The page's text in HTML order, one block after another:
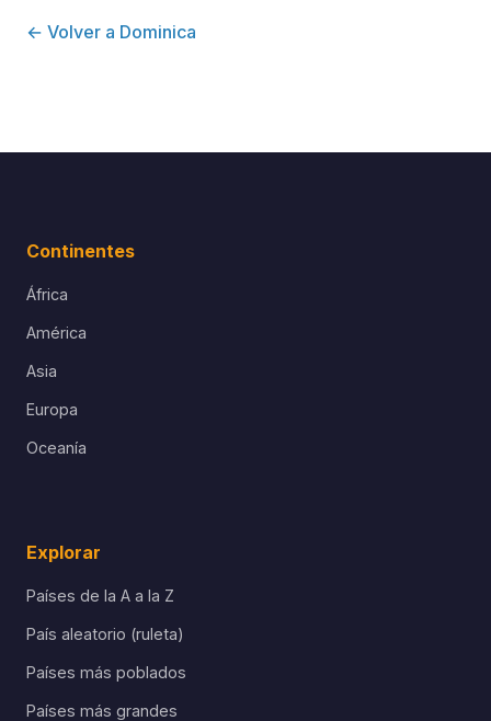
← Volver a Dominica
Continentes
África
América
Asia
Europa
Oceanía
Explorar
Países de la A a la Z
País aleatorio (ruleta)
Países más poblados
Países más grandes